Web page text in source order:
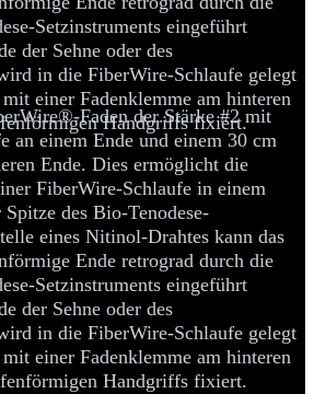
Setzinstruments eingeführt
der Sehne oder des
in die FiberWire-Schlaufe gelegt
einer Fadenklemme am hinteren
Handgriffs fixiert.
Faden der Stärke #2 mit
an einem Ende und einem 30 cm
Ende. Dies ermöglicht die
FiberWire-Schlaufe in einem
des Bio-Tenodese-
eines Nitinol-Drahtes kann das
Ende retrograd durch die
Setzinstruments eingeführt
der Sehne oder des
in die FiberWire-Schlaufe gelegt
einer Fadenklemme am hinteren
Handgriffs fixiert.